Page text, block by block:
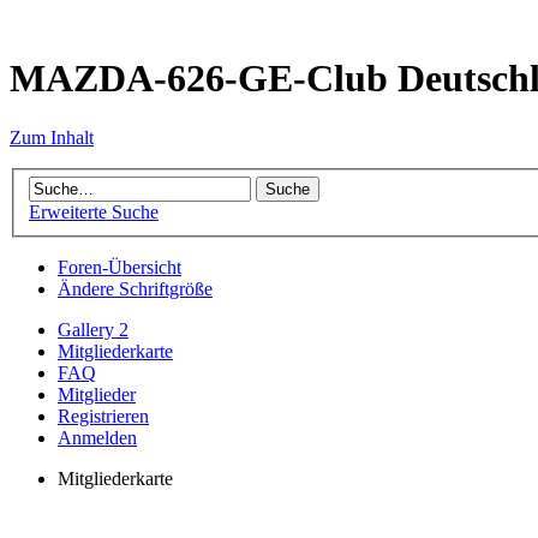
MAZDA-626-GE-Club
Zum Inhalt
Erweiterte Suche
Foren-Übersicht
Ändere Schriftgröße
Gallery 2
Mitgliederkarte
FAQ
Mitglieder
Registrieren
Anmelden
Mitgliederkarte